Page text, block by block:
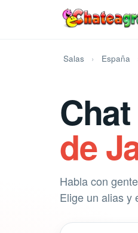
Salas España
de
Habla con
Elige un alias y